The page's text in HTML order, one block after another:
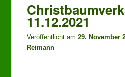
11.12.2021
Veröffentlicht am29. November
Reimann